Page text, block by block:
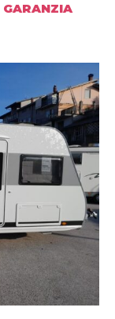
GARANZIA